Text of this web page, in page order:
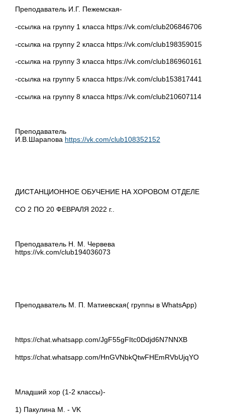
Преподаватель И.Г. Пежемская-
-ссылка на группу 1 класса https://vk.com/club206846706
-ссылка на группу 2 класса https://vk.com/club198359015
-ссылка на группу 3 класса https://vk.com/club186960161
-ссылка на группу 5 класса https://vk.com/club153817441
-ссылка на группу 8 класса https://vk.com/club210607114
Преподаватель
И.В.Шарапова https://vk.com/club108352152
ДИСТАНЦИОННОЕ ОБУЧЕНИЕ НА ХОРОВОМ ОТДЕЛЕ
СО 2 ПО 20 ФЕВРАЛЯ 2022 г..
Преподаватель Н. М. Червева
https://vk.com/club194036073
Преподаватель М. П. Матиевская( группы в WhatsApp)
https://chat.whatsapp.com/JgF55gFItc0Ddjd6N7NNXB
https://chat.whatsapp.com/HnGVNbkQtwFHEmRVbUjqYO
Младший хор (1-2 классы)-
1) Пакулина М. - VK